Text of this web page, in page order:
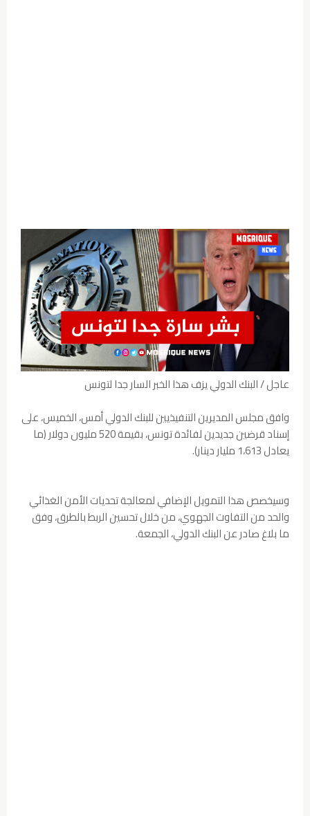
عاجل / البنك الدولي يزف هذا الخبر السار جدا لتونس
وافق مجلس المديرين التنفيذيين للبنك الدولي أمس، الخميس، على
إسناد قرضين جديدين لفائدة تونس، بقيمة 520 مليون دولار (ما
يعادل 1،613 مليار دينار).
وسيخصص هذا التمويل الإضافي لمعالجة تحديات الأمن الغذائي
والحد من التفاوت الجهوي، من خلال تحسين الربط بالطرق، وفق
ما بلاغ صادر عن البنك الدولي، الجمعة.